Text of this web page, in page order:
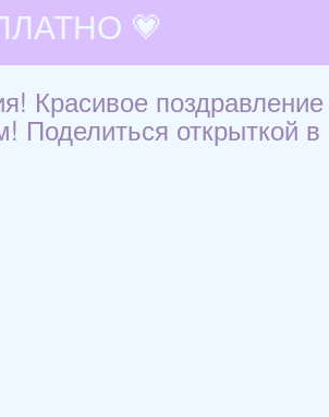
💗
Красивое поздравление
Поделиться открыткой в